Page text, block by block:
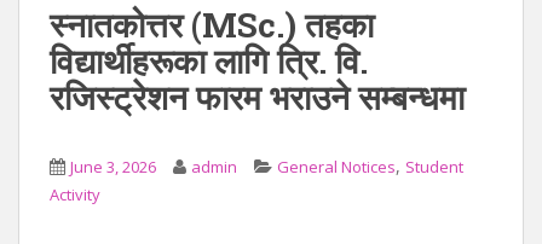
स्नातकोत्तर (MSc.) तहका
विद्यार्थीहरूका लागि त्रि. वि.
रजिस्ट्रेशन फारम भराउने सम्बन्धमा
June 3, 2026 admin General Notices, Student
Activity